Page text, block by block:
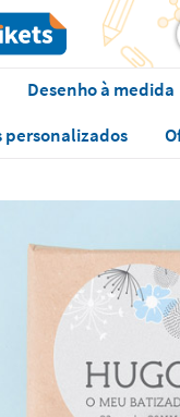
Desenho à medida
personalizados